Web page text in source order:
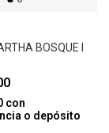
BOSQUE I
con
o depósito